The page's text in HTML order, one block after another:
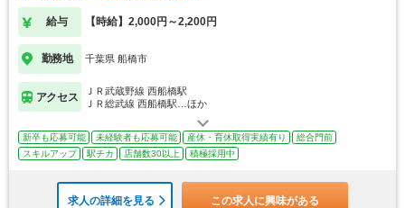
給与 【時給】2,000円～2,200円
勤務地 千葉県 船橋市
アクセス
ＪＲ武蔵野線 西船橋駅
ＪＲ総武線 西船橋駅…ほか
新卒も応募可能 未経験者も応募可能 産休・育休取得実績有り
総合門前
スキルアップ
駅チカ 店舗数30以上 積極採用中
求人の詳細を見る この求人に興味がある